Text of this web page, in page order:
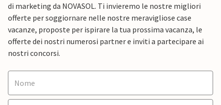
di marketing da NOVASOL. Ti invieremo le nostre migliori
offerte per soggiornare nelle nostre meravigliose case
vacanze, proposte per ispirare la tua prossima vacanza, le
offerte dei nostri numerosi partner e inviti a partecipare ai
nostri concorsi.